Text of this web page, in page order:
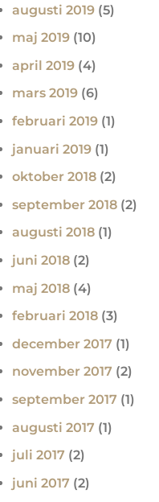
augusti 2019 (5)
maj 2019 (10)
april 2019 (4)
mars 2019 (6)
februari 2019 (1)
januari 2019 (1)
oktober 2018 (2)
september 2018 (2)
augusti 2018 (1)
juni 2018 (2)
maj 2018 (4)
februari 2018 (3)
december 2017 (1)
november 2017 (2)
september 2017 (1)
augusti 2017 (1)
juli 2017 (2)
juni 2017 (2)